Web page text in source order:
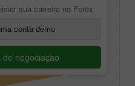
sua carreira no Forex
conta demo
negociação